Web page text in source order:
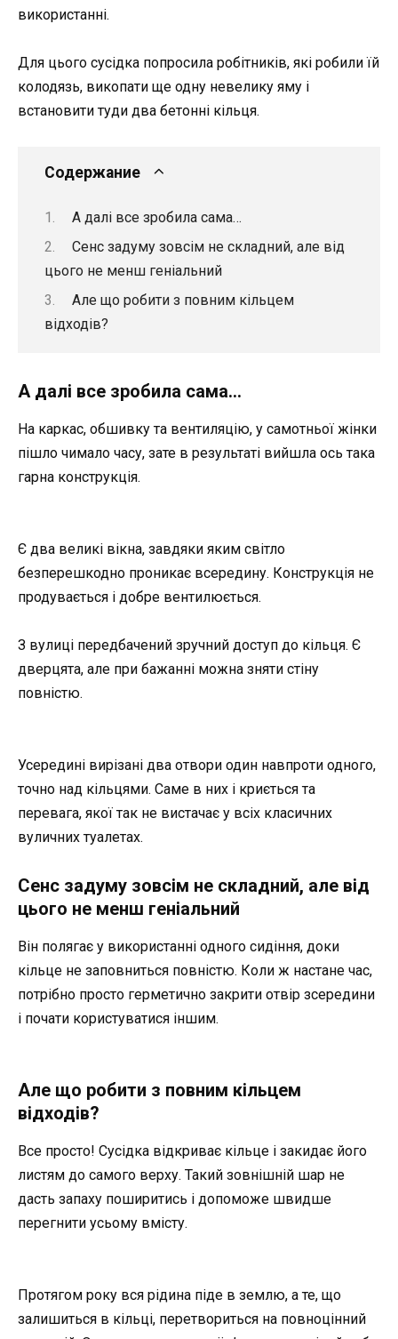
використанні.
Для цього сусідка попросила робітників, які робили їй
колодязь, викопати ще одну невелику яму і
встановити туди два бетонні кільця.
Содержание
А далі все зробила сама…
Сенс задуму зовсім не складний, але від
цього не менш геніальний
Але що робити з повним кільцем
відходів?
А далі все зробила сама…
На каркас, обшивку та вентиляцію, у самотньої жінки
пішло чимало часу, зате в результаті вийшла ось така
гарна конструкція.
Є два великі вікна, завдяки яким світло
безперешкодно проникає всередину. Конструкція не
продувається і добре вентилюється.
З вулиці передбачений зручний доступ до кільця. Є
дверцята, але при бажанні можна зняти стіну
повністю.
Усередині вирізані два отвори один навпроти одного,
точно над кільцями. Саме в них і криється та
перевага, якої так не вистачає у всіх класичних
вуличних туалетах.
Сенс задуму зовсім не складний, але від
цього не менш геніальний
Він полягає у використанні одного сидіння, доки
кільце не заповниться повністю. Коли ж настане час,
потрібно просто герметично закрити отвір зсередини
і почати користуватися іншим.
Але що робити з повним кільцем
відходів?
Все просто! Сусідка відкриває кільце і закидає його
листям до самого верху. Такий зовнішній шар не
дасть запаху поширитись і допоможе швидше
перегнити усьому вмісту.
Протягом року вся рідина піде в землю, а те, що
залишиться в кільці, перетвориться на повноцінний